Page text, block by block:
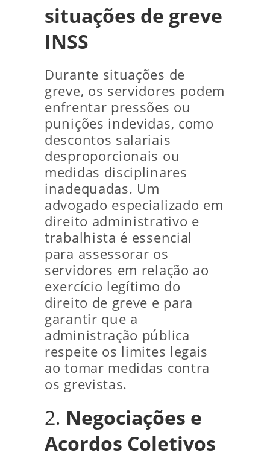
situações de greve
INSS
Durante situações de
greve, os servidores podem
enfrentar pressões ou
punições indevidas, como
descontos salariais
desproporcionais ou
medidas disciplinares
inadequadas. Um
advogado especializado em
direito administrativo e
trabalhista é essencial
para assessorar os
servidores em relação ao
exercício legítimo do
direito de greve e para
garantir que a
administração pública
respeite os limites legais
ao tomar medidas contra
os grevistas.
2. Negociações e
Acordos Coletivos